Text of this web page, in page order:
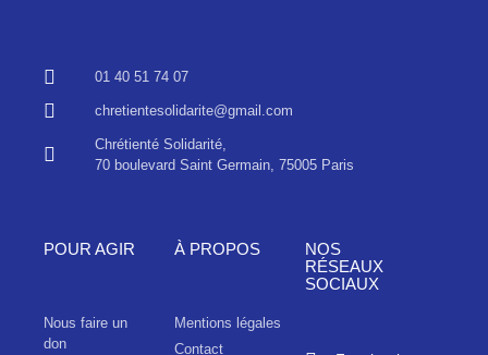
01 40 51 74 07
chretientesolidarite@gmail.com
Chrétienté Solidarité,
70 boulevard Saint Germain, 75005 Paris
POUR AGIR
Nous faire un
don
À PROPOS
Mentions légales
Contact
NOS
RÉSEAUX
SOCIAUX